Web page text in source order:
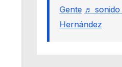
Gente ♬ sonido
Hernández